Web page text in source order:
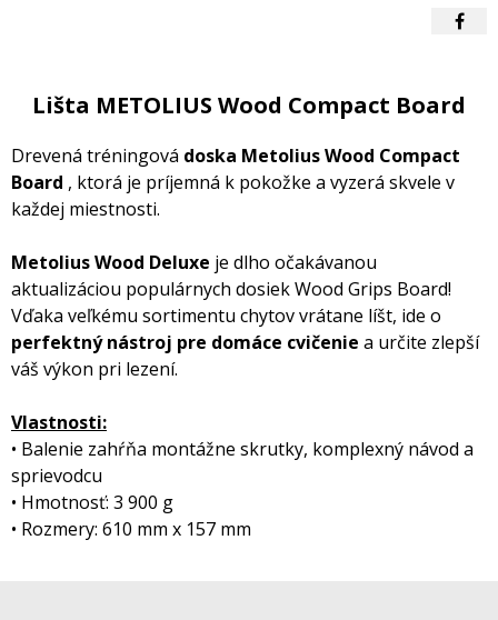
Lišta METOLIUS Wood Compact Board
Drevená tréningová doska Metolius Wood Compact
Board , ktorá je príjemná k pokožke a vyzerá skvele v
každej miestnosti.
Metolius Wood Deluxe je dlho očakávanou
aktualizáciou populárnych dosiek Wood Grips Board!
Vďaka veľkému sortimentu chytov vrátane líšt, ide o
perfektný nástroj pre domáce cvičenie a určite zlepší
váš výkon pri lezení.
Vlastnosti:
• Balenie zahŕňa montážne skrutky, komplexný návod a
sprievodcu
• Hmotnosť: 3 900 g
• Rozmery: 610 mm x 157 mm